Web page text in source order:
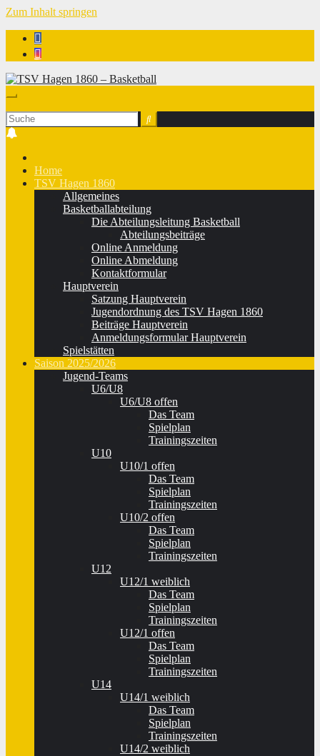
Zum Inhalt springen
Home
TSV Hagen 1860
Allgemeines
Basketballabteilung
Die Abteilungsleitung Basketball
Abteilungsbeiträge
Online Anmeldung
Online Abmeldung
Kontaktformular
Hauptverein
Satzung Hauptverein
Jugendordnung des TSV Hagen 1860
Beiträge Hauptverein
Anmeldungsformular Hauptverein
Spielstätten
Saison 2025/2026
Jugend-Teams
U6/U8
U6/U8 offen
Das Team
Spielplan
Trainingszeiten
U10
U10/1 offen
Das Team
Spielplan
Trainingszeiten
U10/2 offen
Das Team
Spielplan
Trainingszeiten
U12
U12/1 weiblich
Das Team
Spielplan
Trainingszeiten
U12/1 offen
Das Team
Spielplan
Trainingszeiten
U14
U14/1 weiblich
Das Team
Spielplan
Trainingszeiten
U14/2 weiblich